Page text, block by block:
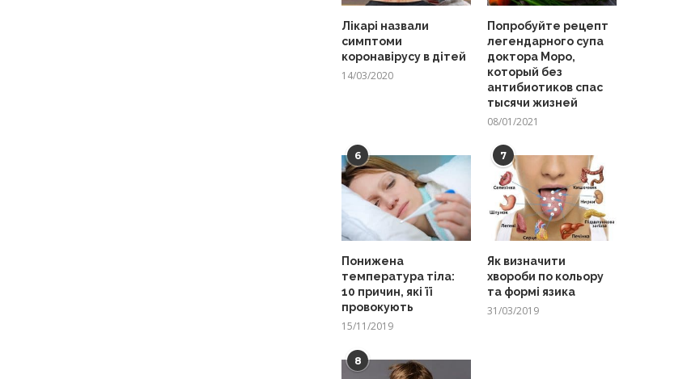
Лікарі назвали
симптоми
коронавірусу в дітей
14/03/2020
Попробуйте рецепт
легендарного супа
доктора Моро,
который без
антибиотиков спас
тысячи жизней
08/01/2021
6
Понижена
температура тіла:
10 причин, які її
провокують
15/11/2019
7
Як визначити
хвороби по кольору
та формі язика
31/03/2019
8